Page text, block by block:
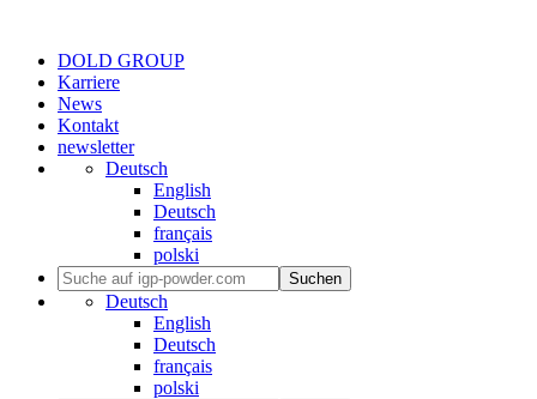
DOLD GROUP
Karriere
News
Kontakt
newsletter
Deutsch
English
Deutsch
français
polski
Suchen
Deutsch
English
Deutsch
français
polski